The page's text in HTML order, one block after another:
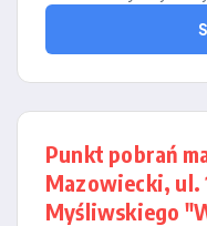
Punkt pobrań
Mazowiecki, ul.
Myśliwskiego